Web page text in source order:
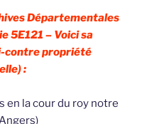
Départementales
5E121 – Voici sa
contre propriété
:
en la cour du roy notre